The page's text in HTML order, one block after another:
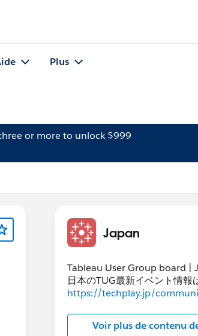
Plus
or more to unlock $999
Japan
Tableau User Group board |
日本のTUG最新イベント情報
https://techplay.jp/
Voir plus de contenu